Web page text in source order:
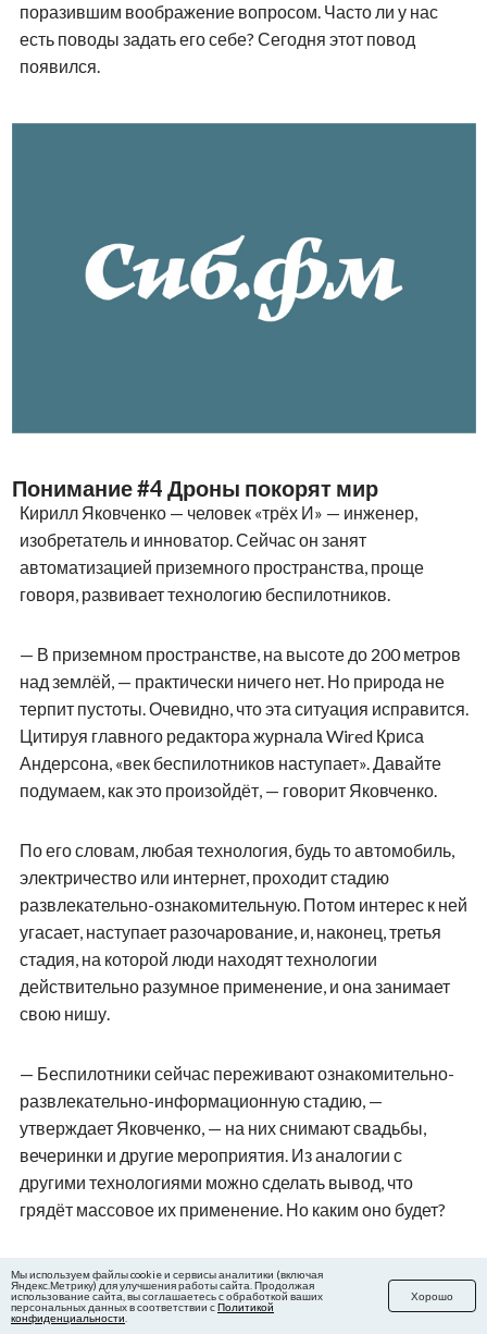
поразившим воображение вопросом. Часто ли у нас
есть поводы задать его себе? Сегодня этот повод
появился.
Понимание #4 Дроны покорят мир
Кирилл Яковченко — человек «трёх И» — инженер,
изобретатель и инноватор. Сейчас он занят
автоматизацией приземного пространства, проще
говоря, развивает технологию беспилотников.
— В приземном пространстве, на высоте до 200 метров
над землёй, — практически ничего нет. Но природа не
терпит пустоты. Очевидно, что эта ситуация исправится.
Цитируя главного редактора журнала Wired Криса
Андерсона, «век беспилотников наступает». Давайте
подумаем, как это произойдёт, — говорит Яковченко.
По его словам, любая технология, будь то автомобиль,
электричество или интернет, проходит стадию
развлекательно-ознакомительную. Потом интерес к ней
угасает, наступает разочарование, и, наконец, третья
стадия, на которой люди находят технологии
действительно разумное применение, и она занимает
свою нишу.
— Беспилотники сейчас переживают ознакомительно-
развлекательно-информационную стадию, —
утверждает Яковченко, — на них снимают свадьбы,
вечеринки и другие мероприятия. Из аналогии с
другими технологиями можно сделать вывод, что
грядёт массовое их применение. Но каким оно будет?
Мы используем файлы cookie и сервисы аналитики (включая
Яндекс.Метрику) для улучшения работы сайта. Продолжая
использование сайта, вы соглашаетесь с обработкой ваших
персональных данных в соответствии сПолитикой
конфиденциальности
Хорошо